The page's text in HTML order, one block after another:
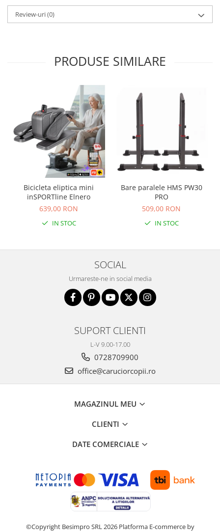
Mobilier Birou
Sac de dormit copii
Sac de dormit 80 cm
Sac de dormit 110 cm
Sac de dormit 120 cm
Sac de dormit 130 cm
Sac de dormit 140 cm
Sac de dormit 150 cm
Sac de dormit tineret
Saltele de infasat
Biciclete,Triciclete, Masinute,
Tractorase, Role
Biciclete copii cu roti 10 inch (2-4
Biciclete copii cu roti 12 inch (3-6
Biciclete copii cu roti 14 inch (3-7
Biciclete cu roti 24 inch
Biciclete fara pedale
Masinute fara pedale
Scaune de biciclete copii
Trotinete copii si adulti
Masinute si motociclete electrice
Review-uri(0)
PRODUSE SIMILARE
Bicicleta eliptica mini
inSPORTline Elnero
639,00 RON
IN STOC
Bare paralele HMS PW30
PRO
509,00 RON
IN STOC
SOCIAL
Urmareste-ne in social media
SUPORT CLIENTI
L-V 9.00-17.00
0728709900
office@caruciorcopii.ro
MAGAZINUL MEU
CLIENTI
DATE COMERCIALE
©Copyright Besimpro SRL 2026 Platforma E-commerce by